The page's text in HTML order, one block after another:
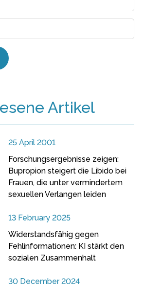
Artikel
25 April 2001
Forschungsergebnisse zeigen:
Bupropion steigert die Libido bei
Frauen, die unter vermindertem
sexuellen Verlangen leiden
13 February 2025
Widerstandsfähig gegen
Fehlinformationen: KI stärkt den
sozialen Zusammenhalt
30 December 2024